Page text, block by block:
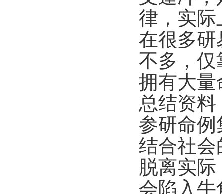
律，实际
在很多研
不多，仅
拥有大量
总结资
参研命
结合社会
脱离实
会陷入